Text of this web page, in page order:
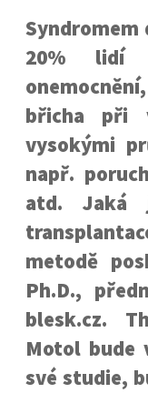
Syndromem
20% lidí
břicha při
vysokými
např.
atd. Jaká
metodě
Ph.D.,
blesk.cz.
Motol bude
své studie,